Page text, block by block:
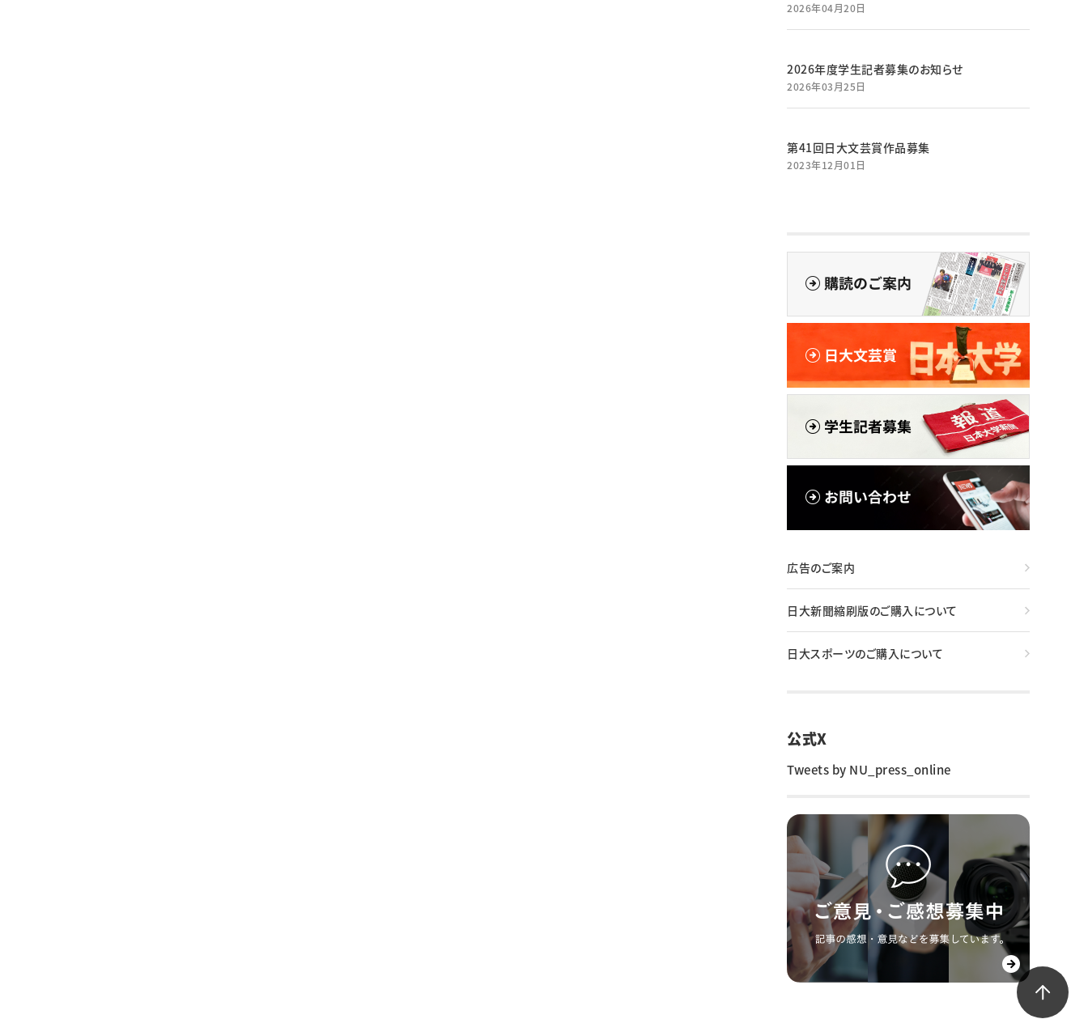
2026年04月20日
2026年度学生記者募集のお知らせ
2026年03月25日
第41回日大文芸賞作品募集
2023年12月01日
広告のご案内
日大新聞縮刷版のご購入について
日大スポーツのご購入について
公式X
Tweets by NU_press_online